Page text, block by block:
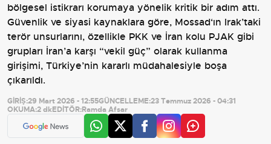
bölgesel istikrarı korumaya yönelik kritik bir adım attı.
Güvenlik ve siyasi kaynaklara göre, Mossad‘ın Irak’taki
terör unsurlarını, özellikle PKK ve İran kolu PJAK gibi
grupları İran’a karşı “vekil güç” olarak kullanma
girişimi, Türkiye’nin kararlı müdahalesiyle boşa
çıkarıldı.
GİRİŞ:29 Mart 2026 - 12:55GÜNCELLEME:23 Temmuz 2026 - 04:31
OKUMA:2 dkEDİTÖR:Ramda Afsar